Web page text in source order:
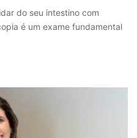
do seu intestino com
é um exame fundamental